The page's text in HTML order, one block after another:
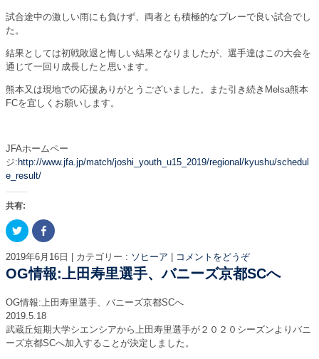
試合途中の激しい雨にも負けず、両者とも積極的なプレーで良い試合でし
た。
結果としては初戦敗退と悔しい結果となりましたが、選手達はこの大会を
通じて一回り成長したと思います。
熊本又は現地での応援ありがとうございました。また引き続きMelsa熊本
FCを宜しくお願いします。
JFAホームペー
ジ: http://www.jfa.jp/match/joshi_youth_u15_2019/regional/kyushu/schedul
e_result/
共有:
ク
リ
ク
し
て
T
i
t
t
e
r
で
共
F
a
e
b
o
o
で
共
す
る
に
は
2019年6月16日 カテゴリー : ソヒーア コメントをどうぞ
OG情報:上田寿里選手、バニーズ京都SCへ
OG情報:上田寿里選手、バニーズ京都SCへ
2019.5.18
武蔵丘短期大学シエンシアから上田寿里選手が２０２０シーズンよりバニ
ーズ京都SCへ加入することが決定しました。